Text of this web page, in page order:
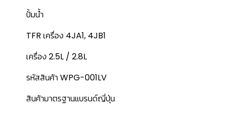
ปั้มน้ำ
TFR เครื่อง 4JA1, 4JB1
เครื่อง 2.5L / 2.8L
รหัสสินค้า WPG-001LV
สินค้ามาตรฐานแบรนด์ญี่ปุ่น